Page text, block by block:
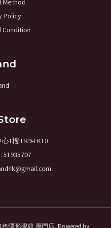
Policy
Condition
1樓 FK9-FK10
51935707
色隱形眼鏡 專門店. Powered by